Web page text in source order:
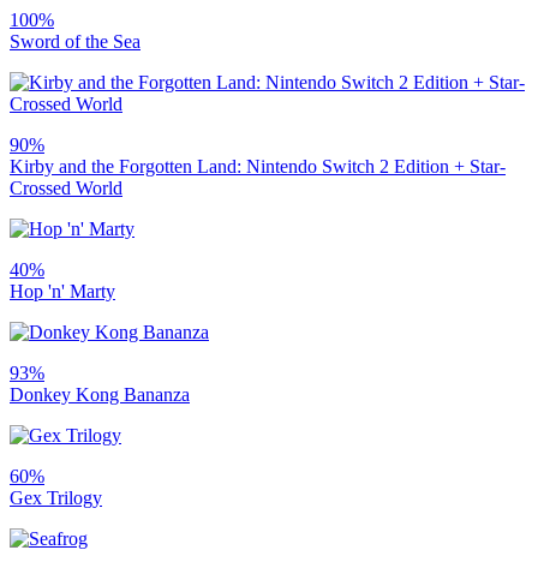
100%
Sword of the Sea
90%
Kirby and the Forgotten Land: Nintendo Switch 2 Edition + Star-
Crossed World
40%
Hop 'n' Marty
93%
Donkey Kong Bananza
60%
Gex Trilogy